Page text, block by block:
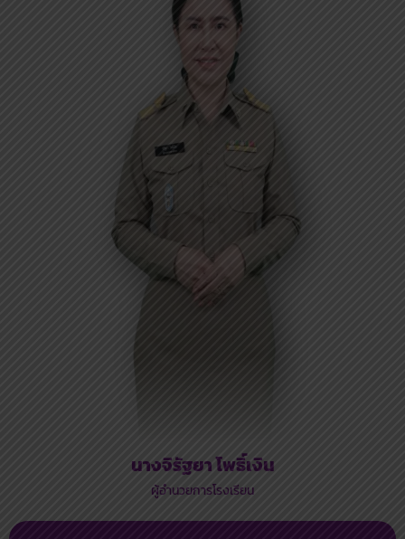
นางจิรัฐยา โพธิ์เงิน
ผู้อำนวยการโรงเรียน